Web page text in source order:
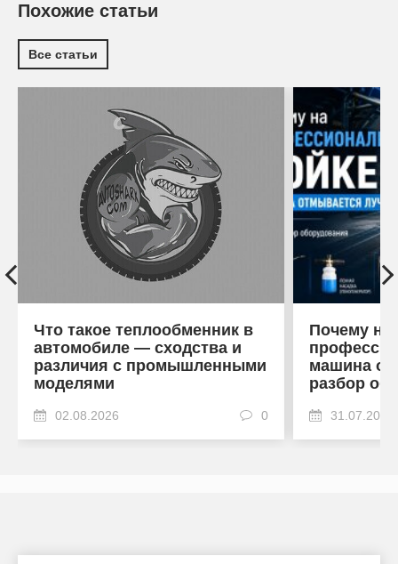
Похожие статьи
Все статьи
Что такое теплообменник в
автомобиле — сходства и
различия с промышленными
моделями
02.08.2026 0
Почему на
машина
разбор
31.07.2026